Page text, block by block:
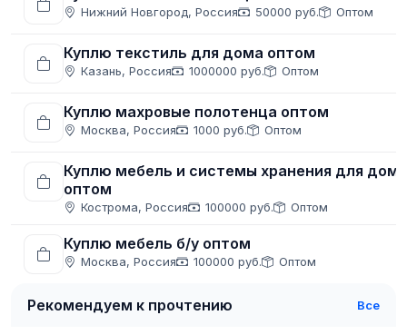
Нижний Новгород, Россия 50000 руб. Оптом
Куплю текстиль для дома оптом
Казань, Россия 1000000 руб. Оптом
Куплю махровые полотенца оптом
Москва, Россия 1000 руб. Оптом
Куплю мебель и системы хранения для дома
оптом
Кострома, Россия 100000 руб. Оптом
Куплю мебель б/у оптом
Москва, Россия 100000 руб. Оптом
Рекомендуем к прочтению Все